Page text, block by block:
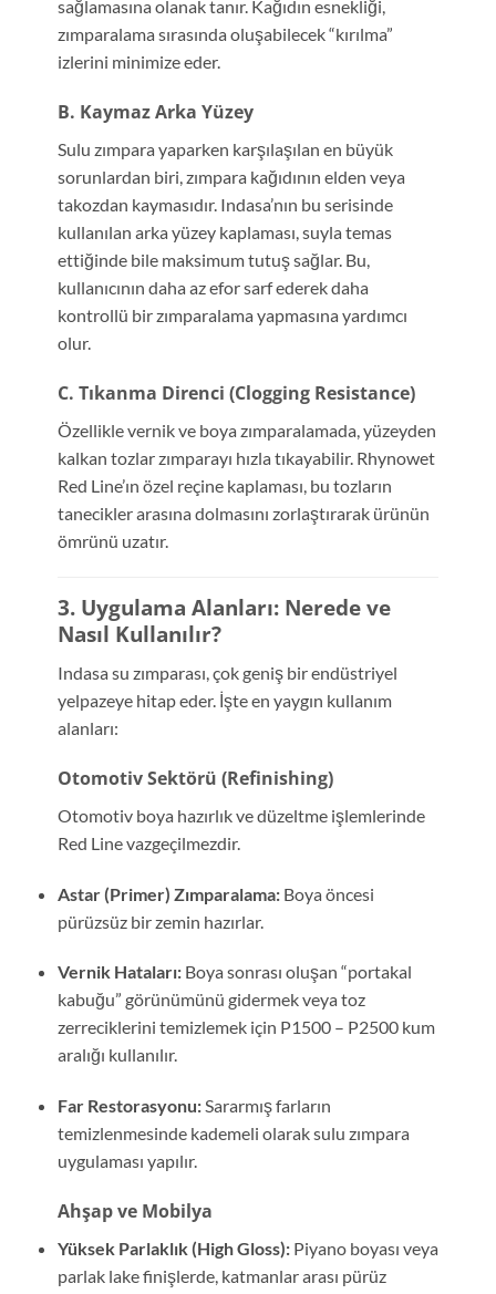
sağlamasına olanak tanır. Kağıdın esnekliği,
zımparalama sırasında oluşabilecek “kırılma”
izlerini minimize eder.
B. Kaymaz Arka Yüzey
Sulu zımpara yaparken karşılaşılan en büyük
sorunlardan biri, zımpara kağıdının elden veya
takozdan kaymasıdır. Indasa’nın bu serisinde
kullanılan arka yüzey kaplaması, suyla temas
ettiğinde bile maksimum tutuş sağlar. Bu,
kullanıcının daha az efor sarf ederek daha
kontrollü bir zımparalama yapmasına yardımcı
olur.
C. Tıkanma Direnci (Clogging Resistance)
Özellikle vernik ve boya zımparalamada, yüzeyden
kalkan tozlar zımparayı hızla tıkayabilir. Rhynowet
Red Line’ın özel reçine kaplaması, bu tozların
tanecikler arasına dolmasını zorlaştırarak ürünün
ömrünü uzatır.
3. Uygulama Alanları: Nerede ve
Nasıl Kullanılır?
Indasa su zımparası, çok geniş bir endüstriyel
yelpazeye hitap eder. İşte en yaygın kullanım
alanları:
Otomotiv Sektörü (Refinishing)
Otomotiv boya hazırlık ve düzeltme işlemlerinde
Red Line vazgeçilmezdir.
Astar (Primer) Zımparalama:Boya öncesi
pürüzsüz bir zemin hazırlar.
Vernik Hataları:Boya sonrası oluşan “portakal
kabuğu” görünümünü gidermek veya toz
zerreciklerini temizlemek için P1500 – P2500 kum
aralığı kullanılır.
Far Restorasyonu:Sararmış farların
temizlenmesinde kademeli olarak sulu zımpara
uygulaması yapılır.
Ahşap ve Mobilya
Yüksek Parlaklık (High Gloss):Piyano boyası veya
parlak lake finişlerde, katmanlar arası pürüz